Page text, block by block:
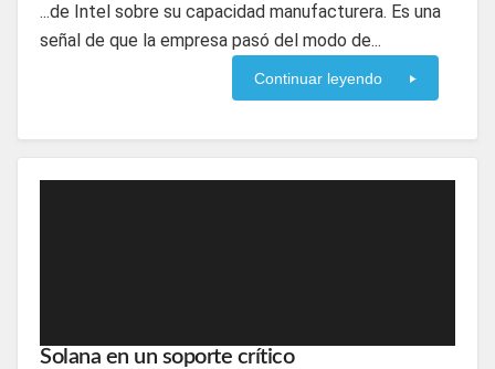
...de Intel sobre su capacidad manufacturera. Es una
señal de que la empresa pasó del modo de...
Continuar leyendo
Solana en un soporte crítico